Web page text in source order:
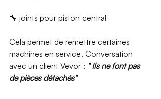
🔧 joints pour piston central
Cela permet de remettre certaines
machines en service. Conversation
avec un client Vevor : " Ils ne font pas
de pièces détachés"